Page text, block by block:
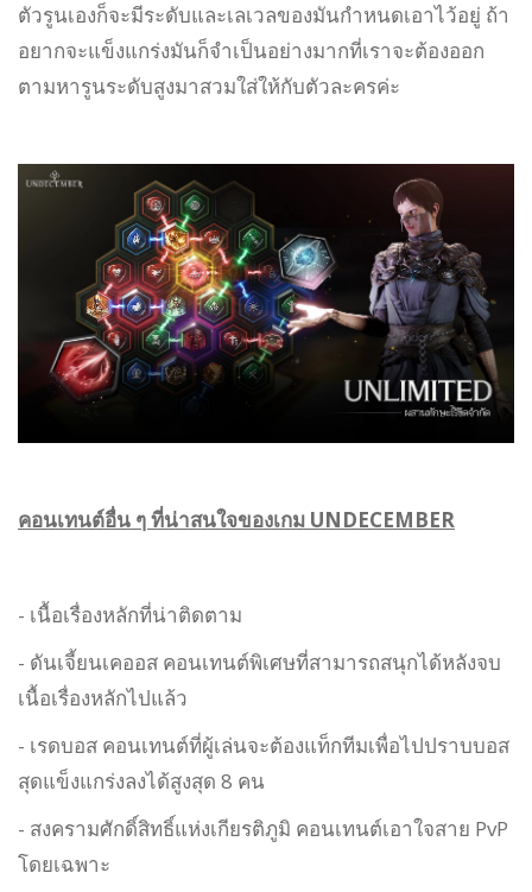
ตัวรูนเองก็จะมีระดับและเลเวลของมันกำหนดเอาไว้อยู่ ถ้า
อยากจะแข็งแกร่งมันก็จำเป็นอย่างมากที่เราจะต้องออก
ตามหารูนระดับสูงมาสวมใส่ให้กับตัวละครค่ะ
คอนเทนต์อื่น ๆ ที่น่าสนใจของเกม UNDECEMBER
- เนื้อเรื่องหลักที่น่าติดตาม
- ดันเจี้ยนเคออส คอนเทนต์พิเศษที่สามารถสนุกได้หลังจบ
เนื้อเรื่องหลักไปแล้ว
- เรดบอส คอนเทนต์ที่ผู้เล่นจะต้องแท็กทีมเพื่อไปปราบบอส
สุดแข็งแกร่งลงได้สูงสุด 8 คน
- สงครามศักดิ์สิทธิ์แห่งเกียรติภูมิ คอนเทนต์เอาใจสาย PvP
โดยเฉพาะ